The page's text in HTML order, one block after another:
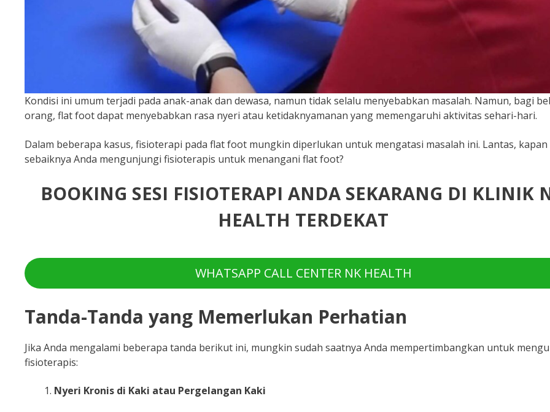
Kondisi ini umum terjadi pada anak-anak dan dewasa, namun tidak selalu menyebabkan masalah. Namun, bagi
orang, flat foot dapat menyebabkan rasa nyeri atau ketidaknyamanan yang memengaruhi aktivitas sehari-hari.
Dalam beberapa kasus, fisioterapi pada flat foot mungkin diperlukan untuk mengatasi masalah ini. Lantas, kapan
sebaiknya Anda mengunjungi fisioterapis untuk menangani flat foot?
BOOKING SESI FISIOTERAPI ANDA SEKARANG DI KLINIK
HEALTH TERDEKAT
WHATSAPP CALL CENTER NK HEALTH
Tanda-Tanda yang Memerlukan Perhatian
Jika Anda mengalami beberapa tanda berikut ini, mungkin sudah saatnya Anda mempertimbangkan untuk
fisioterapis:
Nyeri Kronis di Kaki atau Pergelangan Kaki